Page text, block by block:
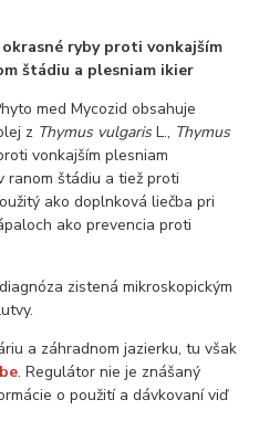
ryby proti vonkajším
štádiu a plesniam ikier
med Mycozid obsahuje
z Thymus vulgaris L., Thymus
vonkajším plesniam
ranom štádiu a tiež proti
ako doplnková liečba pri
ako prevencia proti
zistená mikroskopickým
a záhradnom jazierku, tu však
. Regulátor nie je znášaný
o použití a dávkovaní viď